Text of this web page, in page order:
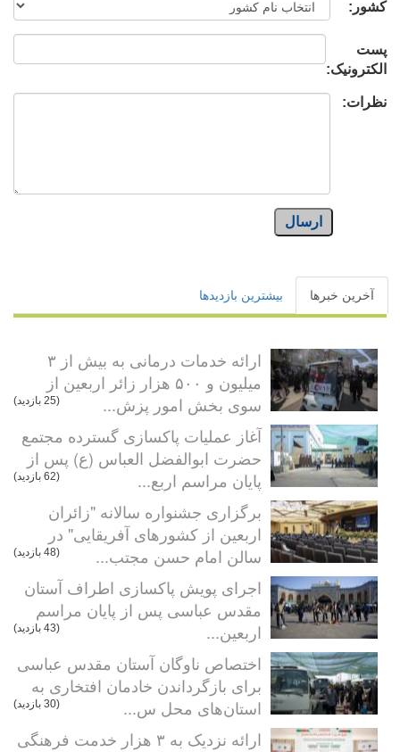
کشور:
پست
الکترونیک:
نظرات:
ارسال
آخرین خبرها بیشترین بازدیدها
ارائه خدمات درمانی به بیش از ۳
میلیون و ۵۰۰ هزار زائر اربعین از
سوی بخش امور پزش...
(25 بازدید)
آغاز عملیات پاکسازی گسترده مجتمع
حضرت ابوالفضل العباس (ع) پس از
پایان مراسم اربع...
(62 بازدید)
برگزاری جشنواره سالانه "زائران
اربعین از کشورهای آفریقایی" در
سالن امام حسن مجتب...
(48 بازدید)
اجرای پویش پاکسازی اطراف آستان
مقدس عباسی پس از پایان مراسم
اربعین...
(43 بازدید)
اختصاص ناوگان آستان مقدس عباسی
برای بازگرداندن خادمان افتخاری به
استان‌های محل س...
(30 بازدید)
ارائه نزدیک به ۳ هزار خدمت فرهنگی